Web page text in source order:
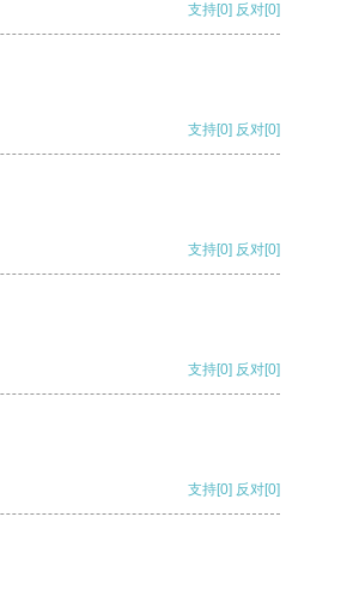
支持[0] 反对[0]
支持[0] 反对[0]
支持[0] 反对[0]
支持[0] 反对[0]
支持[0] 反对[0]